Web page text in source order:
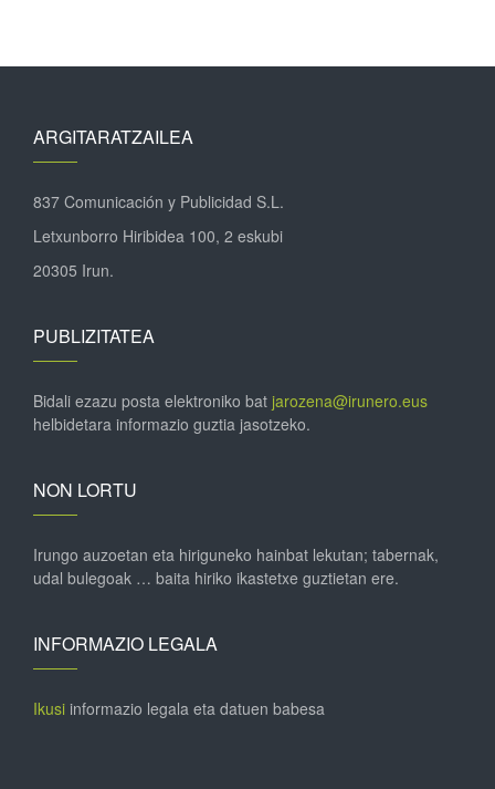
ARGITARATZAILEA
837 Comunicación y Publicidad S.L.
Letxunborro Hiribidea 100, 2 eskubi
20305 Irun.
PUBLIZITATEA
Bidali ezazu posta elektroniko bat jarozena@irunero.eus
helbidetara informazio guztia jasotzeko.
NON LORTU
Irungo auzoetan eta hiriguneko hainbat lekutan; tabernak,
udal bulegoak … baita hiriko ikastetxe guztietan ere.
INFORMAZIO LEGALA
Ikusi informazio legala eta datuen babesa